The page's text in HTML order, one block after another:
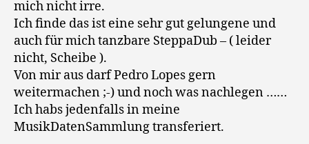
mich nicht irre.
Ich finde das ist eine sehr gut gelungene und
auch für mich tanzbare SteppaDub – ( leider
nicht, Scheibe ).
Von mir aus darf Pedro Lopes gern
weitermachen ;-) und noch was nachlegen ……
Ich habs jedenfalls in meine
MusikDatenSammlung transferiert.